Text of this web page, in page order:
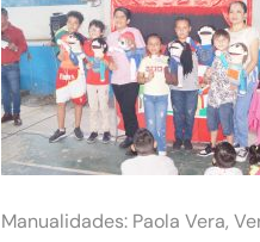
Manualidades: Paola Vera,